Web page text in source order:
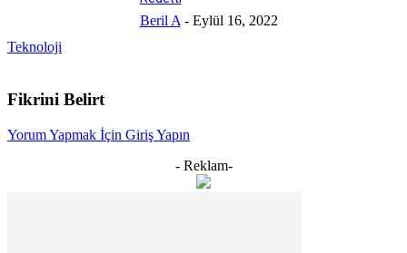
Teknoloji
Beril A - Eylül 16, 2022
Fikrini Belirt
Yorum Yapmak İçin Giriş Yapın
- Reklam-